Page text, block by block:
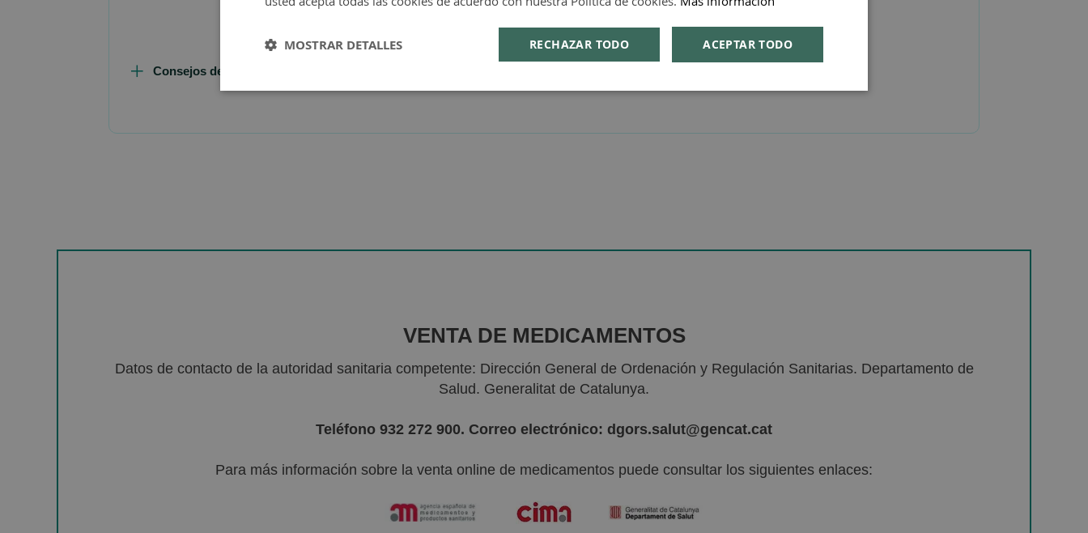
Consejos de Compra Producto
VENTA DE MEDICAMENTOS
Datos de contacto de la autoridad sanitaria competente: Dirección General de Ordenación y Regulación Sanitarias. Departamento de
Salud. Generalitat de Catalunya.
Teléfono 932 272 900. Correo electrónico: dgors.salut@gencat.cat
Para más información sobre la venta online de medicamentos puede consultar los siguientes enlaces:
ACEPTAR TODO
RECHAZAR TODO
MOSTRAR DETALLES